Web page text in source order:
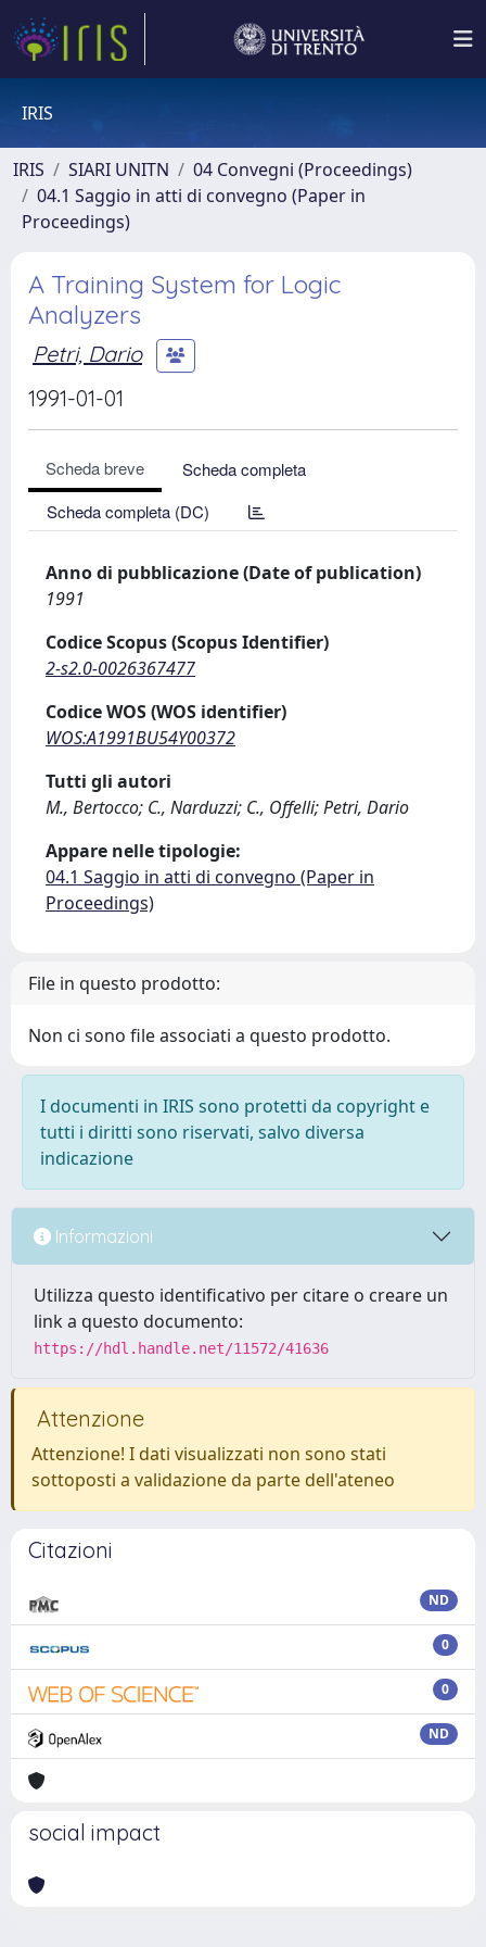
IRIS
IRIS SIARI UNITN
04 Convegni (Proceedings)
04.1 Saggio in atti di convegno (Paper in
Proceedings)
A Training System for Logic
Analyzers
Petri, Dario
1991-01-01
Scheda breve
Scheda completa
Scheda completa (DC)
Anno di pubblicazione (Date of publication)
1991
Codice Scopus (Scopus Identifier)
2-s2.0-0026367477
Codice WOS (WOS identifier)
WOS:A1991BU54Y00372
Tutti gli autori
M., Bertocco; C., Narduzzi; C., Offelli; Petri, Dario
Appare nelle tipologie:
04.1 Saggio in atti di convegno (Paper in
Proceedings)
File in questo prodotto:
Non ci sono file associati a questo prodotto.
I documenti in IRIS sono protetti da copyright e
tutti i diritti sono riservati, salvo diversa
indicazione
Informazioni
Utilizza questo identificativo per citare o creare un
link a questo documento:
https://hdl.handle.net/11572/41636
Attenzione
Attenzione! I dati visualizzati non sono stati
sottoposti a validazione da parte dell'ateneo
Citazioni
ND
0
0
ND
social impact